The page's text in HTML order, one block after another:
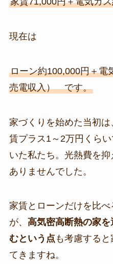
現在は
ローン約100,000円＋電
売電収入） です。
家づくりを始めた当初
賃プラス1～2万円くら
いた私たち。光熱費を
ありませんでした。
家賃とローンだけを比
が、 高気密高断熱の家
むという点 も考慮する
てきますね。